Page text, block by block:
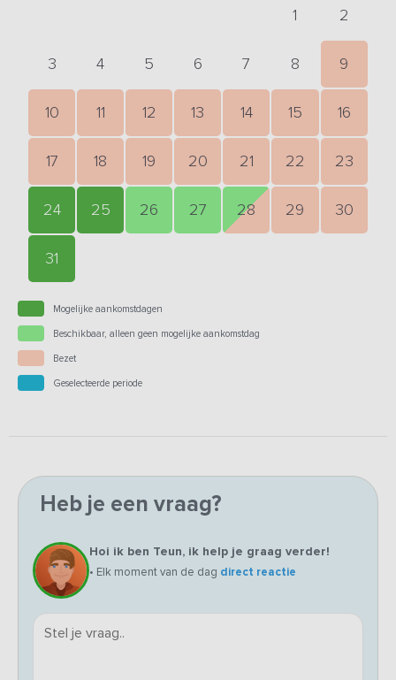
1 2
3 4 5 6 7 8 9
10 11 12 13 14 15 16
17 18 19 20 21 22 23
24 25 26 27 28 29 30
31
Mogelijke aankomstdagen
Beschikbaar, alleen geen mogelijke aankomstdag
Bezet
Geselecteerde periode
Heb je een vraag?
Hoi ik ben Teun, ik help je graag verder!
• Elk moment van de dag direct reactie